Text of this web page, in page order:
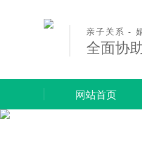
亲子关系 -
全面协
网站首页